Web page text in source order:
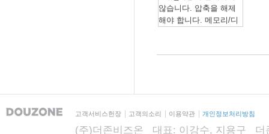
고객서비스헌장 고객의소리 이용약관 개인정보처리방침
(주)더존비즈온 대표: 이강수, 지용구 더